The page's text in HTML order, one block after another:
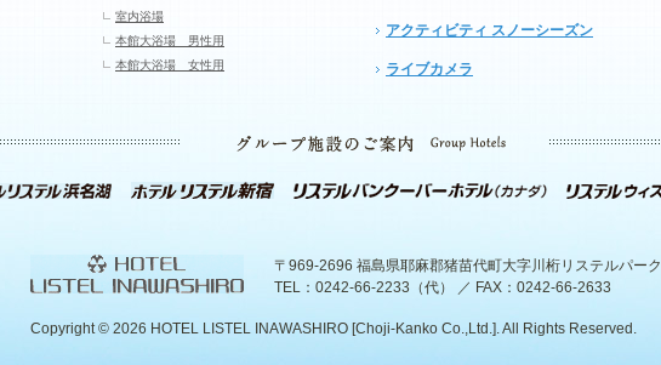
室内浴場
本館大浴場 男性用
本館大浴場 女性用
アクティビティ スノーシーズン
ライブカメラ
〒969-2696 福島県耶麻郡猪苗代町大字川桁リステルパーク
TEL：0242-66-2233（代） ／ FAX：0242-66-2633
Copyright © 2026 HOTEL LISTEL INAWASHIRO [Choji-Kanko Co.,Ltd.]. All Rights Reserved.